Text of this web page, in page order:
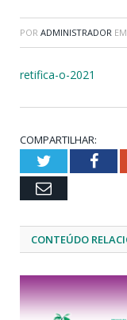
POR ADMINISTRADOR EM
retifica-o-2021
COMPARTILHAR:
Twitter
Email
CONTEÚDO